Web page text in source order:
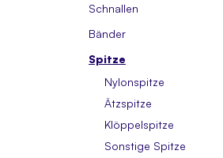
Schnallen
Bänder
Spitze
Nylonspitze
Ätzspitze
Klöppelspitze
Sonstige Spitze